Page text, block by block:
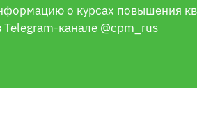
о курсах повышения
канале @cpm_rus